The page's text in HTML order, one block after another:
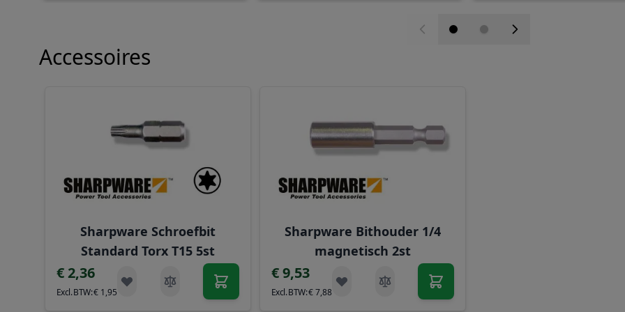
Accessoires
Sharpware Schroefbit
Standard Torx T15 5st
€ 2,36
€ 1,95
Sharpware Bithouder 1/4
magnetisch 2st
€ 9,53
€ 7,88